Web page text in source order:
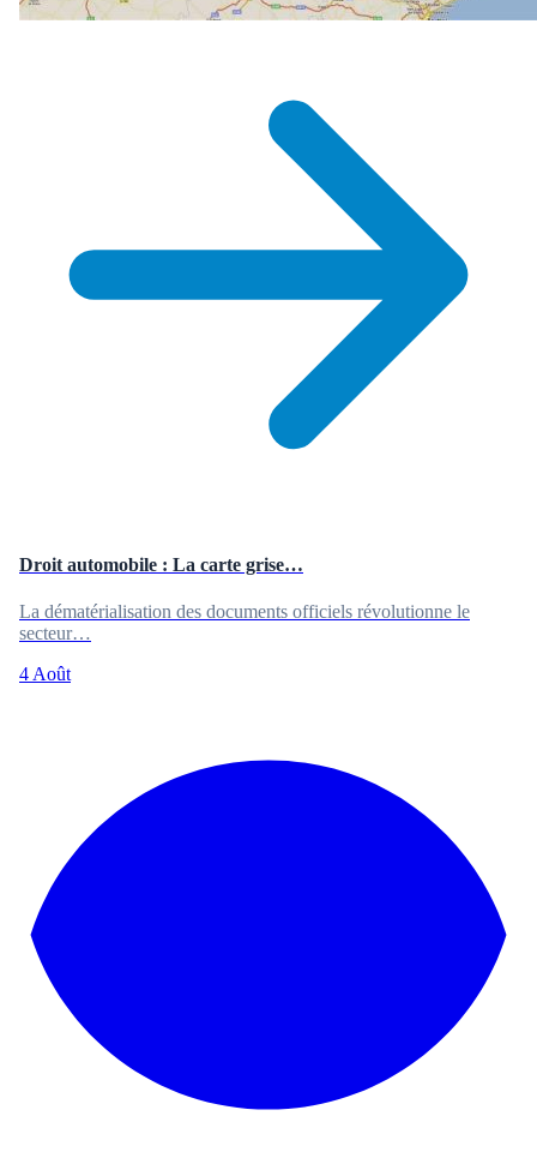
Droit automobile : La carte grise…
La dématérialisation des documents officiels révolutionne le
secteur…
4 Août